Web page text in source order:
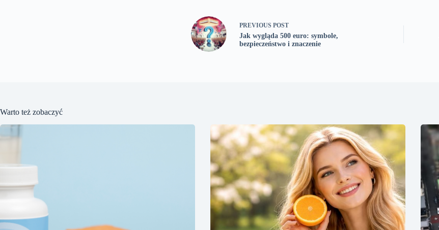
PREVIOUS POST
Jak wygląda 500 euro: symbole,
bezpieczeństwo i znaczenie
Warto też zobaczyć